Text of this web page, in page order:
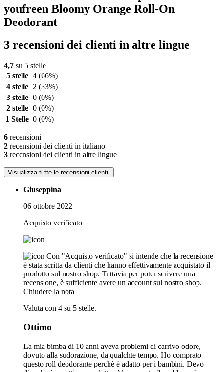
youfreen Bloomy Orange Roll-On
Deodorant
3 recensioni dei clienti in altre lingue
4,7 su 5 stelle
5 stelle 4 (66%)
4 stelle
2 (33%)
3 stelle 0 (0%)
2 stelle 0 (0%)
1 Stelle 0 (0%)
6 recensioni
2 recensioni dei clienti in italiano
3 recensioni dei clienti in altre lingue
Visualizza tutte le recensioni clienti.
Giuseppina
06 ottobre 2022
Acquisto verificato
Con "Acquisto verificato" si intende che la recensione
è stata scritta da clienti che hanno effettivamente acquistato il
prodotto sul nostro shop. Tuttavia per poter scrivere una
recensione, è sufficiente avere un account sul nostro shop.
Chiudere la nota
Valuta con 4 su 5 stelle.
Ottimo
La mia bimba di 10 anni aveva problemi di carrivo odore,
dovuto alla sudorazione, da qualchte tempo. Ho comprato
questo roll deodorante perchè è adatto per i bambini. Devo